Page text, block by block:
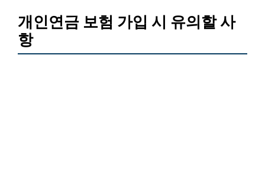
개인연금 보험 가입 시 유의할 사
항